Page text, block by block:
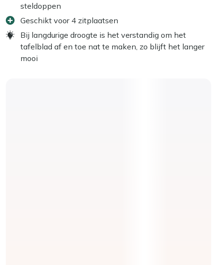
steldoppen
Geschikt voor 4 zitplaatsen
Bij langdurige droogte is het verstandig om het
tafelblad af en toe nat te maken, zo blijft het langer
mooi